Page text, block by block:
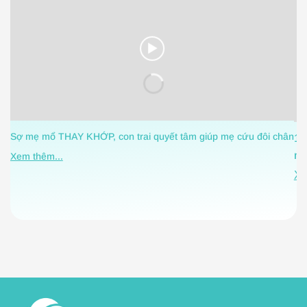
Sợ mẹ mổ THAY KHỚP, con trai quyết tâm giúp mẹ cứu đôi chân
Xem thêm...
1